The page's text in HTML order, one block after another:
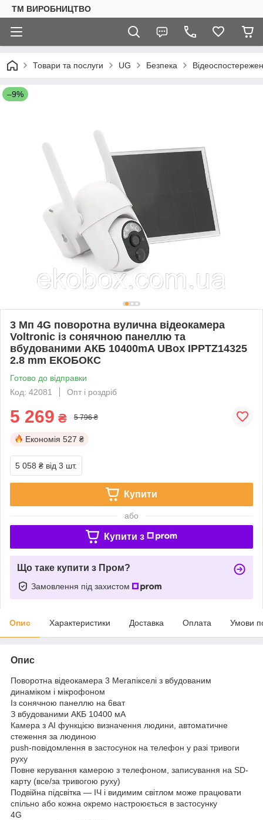
ТМ ВИРОБНИЦТВО
Товари та послуги UG Безпека
–9%
3 Мп 4G поворотна вулична відеокамера
Voltronic із сонячною панеллю та
вбудованими АКБ 10400mA UBox IPPTZ14325
2.8 mm ЕКОБОКС
Готово до відправки
Код: 42081
Опт і роздріб
5 269 ₴ 5 796 ₴
Економія 527 ₴
5 058 ₴ від 3 шт.
Купити
або
Купити з
Що таке купити з Пром?
Замовлення під захистом
Опис Характеристики Доставка Оплата Умови
Опис
Поворотна відеокамера 3 Мегапікселі з вбудованим
динаміком і мікрофоном
Із сонячною панеллю на 6ват
З вбудованими АКБ 10400 мА
Камера з AI функцією визначення людини, автоматичне
стеження за людиною
push-повідомлення в застосунок на телефон у разі тривоги
руху
Повне керування камерою з телефоном, записування на SD-
карту (все/за тривогою руху)
Подвійна підсвітка — ІЧ і видимим світлом може працювати
спільно або кожна окремо настроюється в застосунку
4G